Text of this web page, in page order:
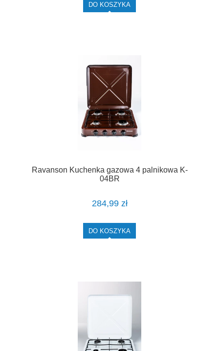
DO KOSZYKA
Ravanson Kuchenka gazowa 4 palnikowa K-
04BR
284,99 zł
DO KOSZYKA